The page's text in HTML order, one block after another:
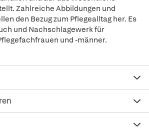
Zahlreiche Abbildungen und
den Bezug zum Pflegealltag her. Es
und Nachschlagewerk für
und -männer.